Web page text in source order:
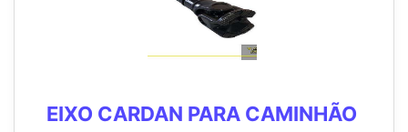
EIXO CARDAN PARA CAMINHÃO